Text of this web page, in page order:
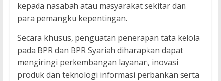
kepada nasabah atau masyarakat sekitar dan
para pemangku kepentingan.
Secara khusus, penguatan penerapan tata kelola
pada BPR dan BPR Syariah diharapkan dapat
mengiringi perkembangan layanan, inovasi
produk dan teknologi informasi perbankan serta